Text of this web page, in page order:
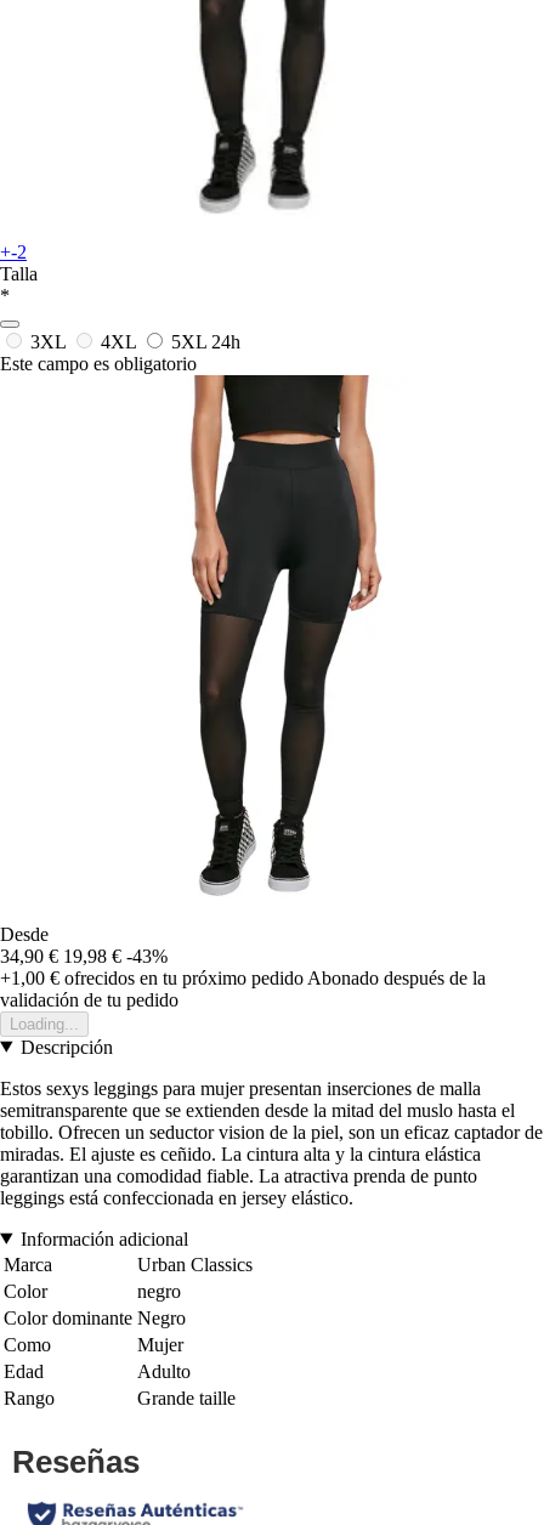
+-2
Talla
*
3XL 4XL 5XL 24h
Este campo es obligatorio
Desde
34,90 € 19,98 € -43%
+1,00 € ofrecidos en tu próximo pedido Abonado después de la
validación de tu pedido
Loading...
Descripción
Estos sexys leggings para mujer presentan inserciones de malla
semitransparente que se extienden desde la mitad del muslo hasta el
tobillo. Ofrecen un seductor vision de la piel, son un eficaz captador de
miradas. El ajuste es ceñido. La cintura alta y la cintura elástica
garantizan una comodidad fiable. La atractiva prenda de punto
leggings está confeccionada en jersey elástico.
Información adicional
Marca
Urban Classics
Color
negro
Color dominante Negro
Como
Mujer
Edad
Adulto
Rango
Grande taille